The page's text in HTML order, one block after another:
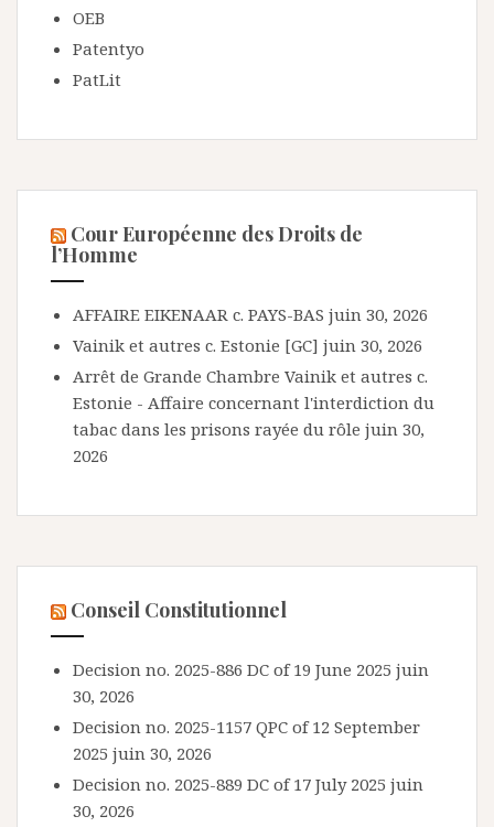
OEB
Patentyo
PatLit
Cour Européenne des Droits de
l’Homme
AFFAIRE EIKENAAR c. PAYS-BAS juin 30, 2026
Vainik et autres c. Estonie [GC] juin 30, 2026
Arrêt de Grande Chambre Vainik et autres c.
Estonie - Affaire concernant l'interdiction du
tabac dans les prisons rayée du rôle juin 30,
2026
Conseil Constitutionnel
Decision no. 2025-886 DC of 19 June 2025 juin
30, 2026
Decision no. 2025-1157 QPC of 12 September
2025 juin 30, 2026
Decision no. 2025-889 DC of 17 July 2025 juin
30, 2026